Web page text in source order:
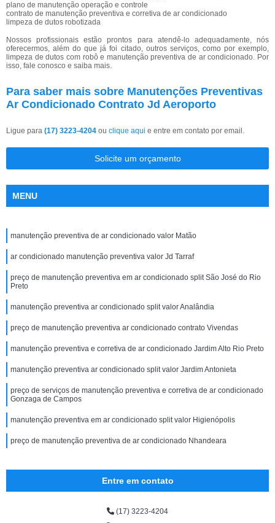
plano de manutenção operação e controle
contrato de manutenção preventiva e corretiva de ar condicionado
limpeza de dutos robotizada
Nossos profissionais estão prontos para atendê-lo adequadamente, nós
oferecermos, além do que já foi citado, outros serviços, como por exemplo,
limpeza de dutos com robô e manutenção preventiva de ar condicionado. Por
isso, fale conosco e saiba mais.
Para saber mais sobre Manutenções Preventivas
Ar Condicionado Contrato Jd Aeroporto
Ligue para (17) 3223-4204 ou clique aqui e entre em contato por email.
Solicite um orçamento
MENU
manutenção preventiva de ar condicionado valor Matão
ar condicionado manutenção preventiva valor Jd Tarraf
preço de manutenção preventiva em ar condicionado split São José do Rio
Preto
manutenção preventiva ar condicionado split valor Analândia
preço de manutenção preventiva ar condicionado contrato Vivendas
manutenção preventiva e corretiva de ar condicionado Jardim Alto Rio Preto
manutenção preventiva ar condicionado split valor Jardim Antonieta
preço de serviços de manutenção preventiva e corretiva de ar condicionado
Gonzaga de Campos
manutenção preventiva em ar condicionado split valor Higienópolis
preço de manutenção preventiva de ar condicionado Nhandeara
Entre em contato
(17) 3223-4204